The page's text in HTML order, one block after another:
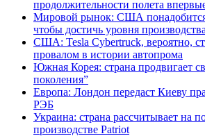
продолжительности полета
Мировой рынок: США понадобится
чтобы достичь уровня
США: Tesla Cybertruck, вероятно,
провалом в истории автопрома
Южная Корея: страна продвигает
поколения”
Европа: Лондон передаст Киеву
РЭБ
Украина: страна рассчитывает на
производстве Patriot